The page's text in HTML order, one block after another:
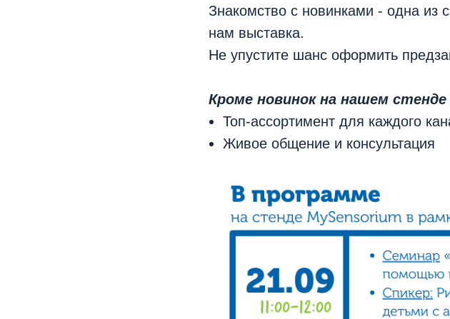
Знакомство с новинками - одна из
нам выставка.
Не упустите шанс оформить
Кроме новинок на нашем
Топ-ассортимент для каждого
Живое общение и консультация